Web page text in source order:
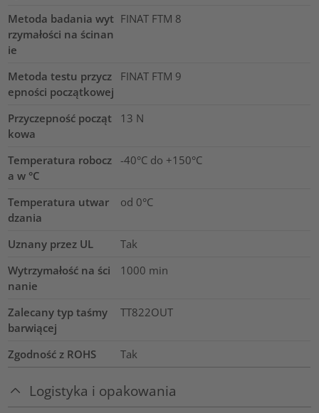
Metoda badania wyt
rzymałości na ścinan
ie
FINAT FTM 8
Metoda testu przycz
epności początkowej
FINAT FTM 9
Przyczepność począt
kowa
13 N
Temperatura robocz
a w °C
-40°C do +150°C
Temperatura utwar
dzania
od 0°C
Uznany przez UL
Tak
Wytrzymałość na ści
nanie
1000 min
Zalecany typ taśmy
barwiącej
TT822OUT
Zgodność z ROHS Tak
Logistyka i opakowania